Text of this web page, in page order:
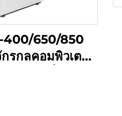
400/650/850
กรกลคอมพิวเตอร์